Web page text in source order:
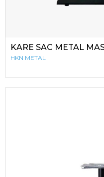
KARE SAC METAL
HKN METAL